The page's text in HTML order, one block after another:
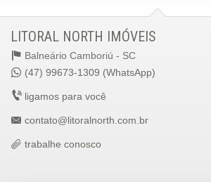
LITORAL NORTH IMÓVEIS
Balneário Camboriú - SC
(47) 99673-1309 (WhatsApp)
ligamos para você
contato@litoralnorth.com.br
trabalhe conosco